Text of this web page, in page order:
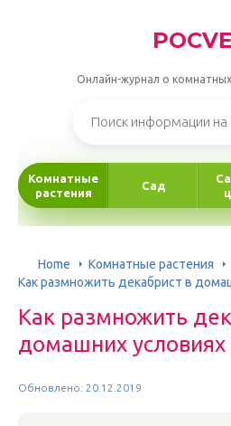
Онлайн-журнал о
Комнатные
растения
Сад
Home
Комнатные растения
Как размножить декабрист в
Как размножить
домашних условиях
Обновлено: 20.12.2019